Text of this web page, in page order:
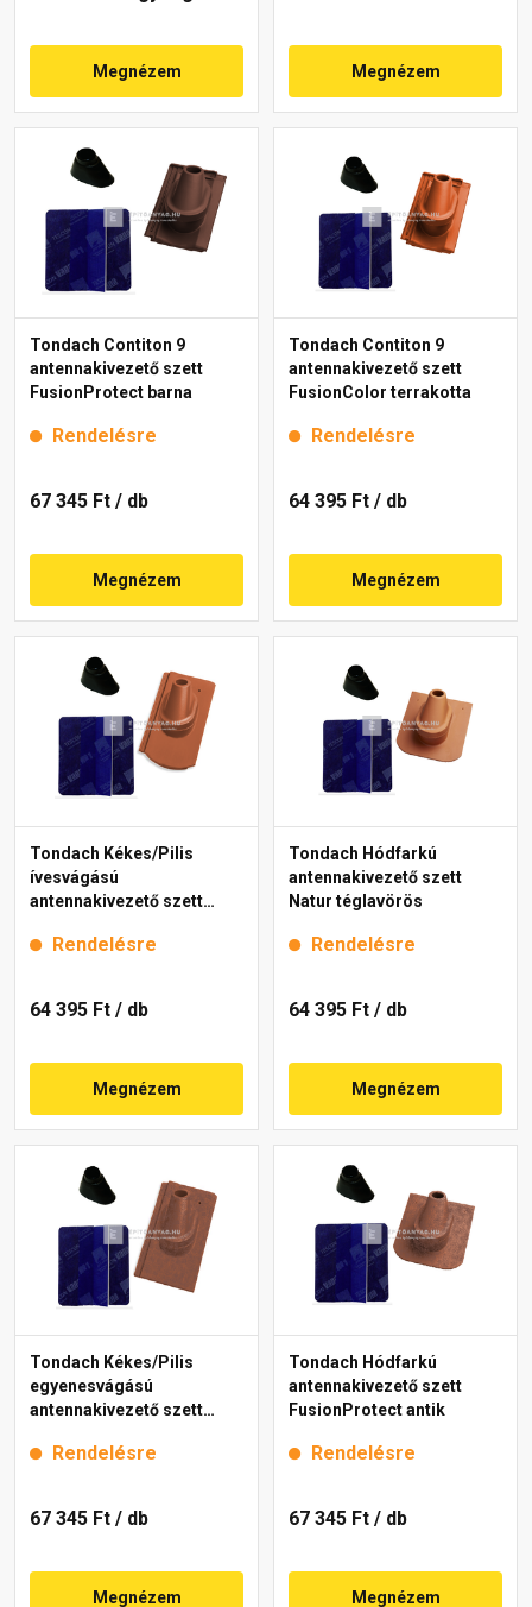
Megnézem Megnézem
Tondach Contiton 9
antennakivezető szett
FusionProtect barna
Rendelésre
67 345 Ft / db
Megnézem
Tondach Contiton 9
antennakivezető szett
FusionColor terrakotta
Rendelésre
64 395 Ft / db
Megnézem
Tondach Kékes/Pilis
ívesvágású
antennakivezető szett
Rendelésre
64 395 Ft / db
Megnézem
Tondach Hódfarkú
antennakivezető szett
Natur téglavörös
Rendelésre
64 395 Ft / db
Megnézem
Tondach Kékes/Pilis
egyenesvágású
antennakivezető szett
Rendelésre
67 345 Ft / db
Megnézem
Tondach Hódfarkú
antennakivezető szett
FusionProtect antik
Rendelésre
67 345 Ft / db
Megnézem